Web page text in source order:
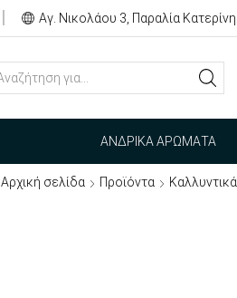
Αγ. Νικολάου 3, Παραλία Κατερίνη
ΑΝΔΡΙΚΆ ΑΡΏΜΑΤΑ
Αρχική σελίδα Προϊόντα Καλλυντικά